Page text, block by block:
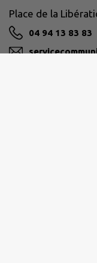
Place de la
04 94 13 83 83